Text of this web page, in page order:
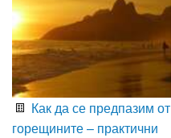
Как да се предпазим от
горещините – практични